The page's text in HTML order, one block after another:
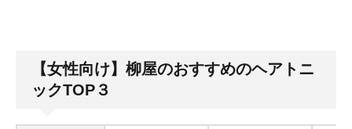
【女性向け】柳屋のおすすめのヘアトニ
ックTOP３